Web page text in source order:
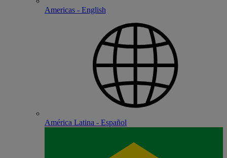
Americas - English
América Latina - Español